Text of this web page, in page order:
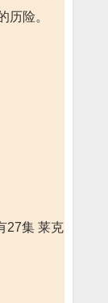
历险。
27集 莱克